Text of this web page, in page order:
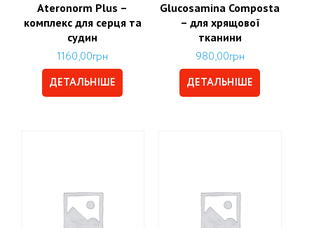
Ateronorm Plus –
комплекс для серця та
судин
1160,00грн
ДЕТАЛЬНІШЕ
Glucosamina Composta
– для хрящової
тканини
980,00грн
ДЕТАЛЬНІШЕ